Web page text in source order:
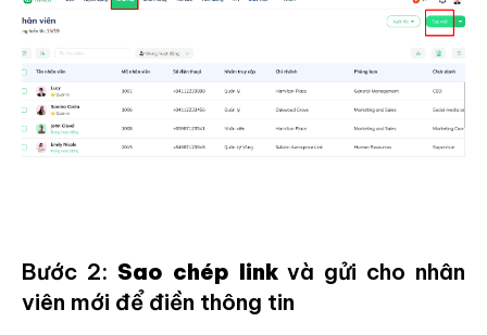
Bước 2: Sao chép linkvà gửi cho nhân
viên mới để điền thông tin